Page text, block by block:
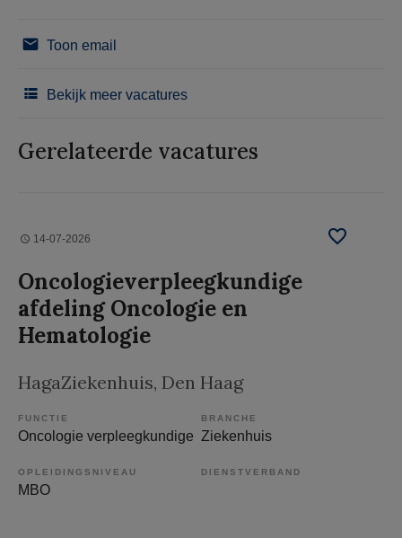
Toon email
Bekijk meer vacatures
Gerelateerde vacatures
14-07-2026
Oncologieverpleegkundige
afdeling Oncologie en
Hematologie
HagaZiekenhuis, Den Haag
FUNCTIE
Oncologie verpleegkundige
BRANCHE
Ziekenhuis
OPLEIDINGSNIVEAU
MBO
DIENSTVERBAND